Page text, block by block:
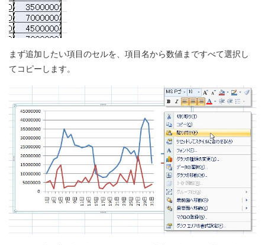
まず追加したい項目のセルを、項目名から数値まですべて選択し
てコピーします。